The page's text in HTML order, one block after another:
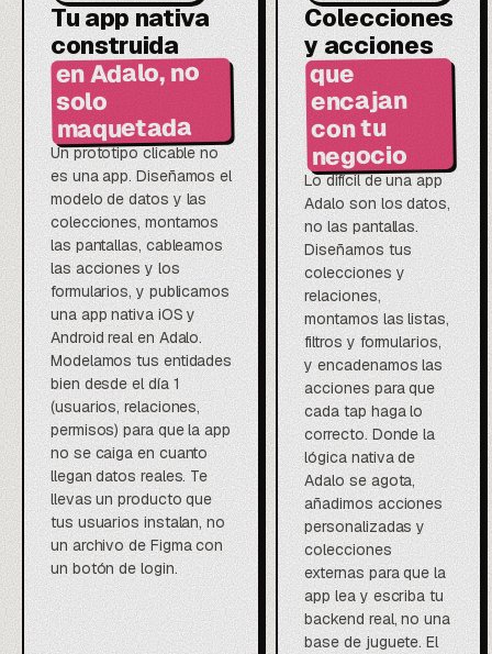
Tu app nativa
construida
en Adalo, no
solo
maquetada
Un prototipo clicable no
es una app. Diseñamos el
modelo de datos y las
colecciones, montamos
las pantallas, cableamos
las acciones y los
formularios, y publicamos
una app nativa iOS y
Android real en Adalo.
Modelamos tus entidades
bien desde el día 1
(usuarios, relaciones,
permisos) para que la app
no se caiga en cuanto
llegan datos reales. Te
llevas un producto que
tus usuarios instalan, no
un archivo de Figma con
un botón de login.
Colecciones
y acciones
que
encajan
con tu
negocio
Lo difícil de una app
Adalo son los datos,
no las pantallas.
Diseñamos tus
colecciones y
relaciones,
montamos las listas,
filtros y formularios,
y encadenamos las
acciones para que
cada tap haga lo
correcto. Donde la
lógica nativa de
Adalo se agota,
añadimos acciones
personalizadas y
colecciones
externas para que la
app lea y escriba tu
backend real, no una
base de juguete. El